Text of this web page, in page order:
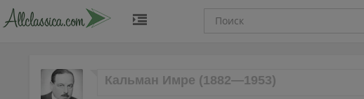
Кальман Имре (1882—1953)